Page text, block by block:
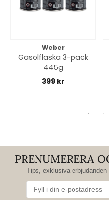
Weber
Gasolflaska 3-pack
445g
399 kr
PRENUMERERA
Tips, exklusiva